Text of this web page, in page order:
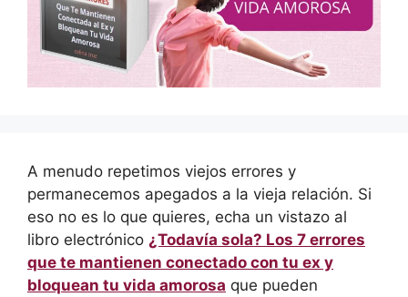
A menudo repetimos viejos errores y
permanecemos apegados a la vieja relación. Si
eso no es lo que quieres, echa un vistazo al
libro electrónico ¿Todavía sola? Los 7 errores
que te mantienen conectado con tu ex y
bloquean tu vida amorosa que pueden